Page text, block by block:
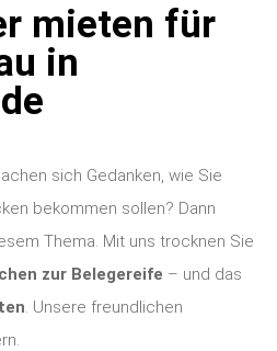
mieten für
in
sich Gedanken, wie Sie
bekommen sollen? Dann
Thema. Mit uns trocknen Sie
zur Belegereife – und das
. Unsere freundlichen